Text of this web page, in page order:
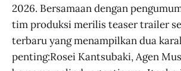
2026. Bersamaan dengan
tim produksi merilis teaser trailer
terbaru yang menampilkan dua
penting:Rosei Kantsubaki, Agen